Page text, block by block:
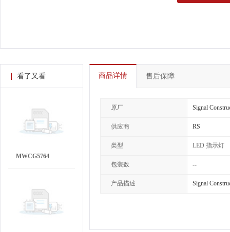
看了又看
MWCG5764
商品详情 售后保障
原厂 Signal
供应商 RS
类型 LED 指示灯
包装数 --
产品描述 Signal